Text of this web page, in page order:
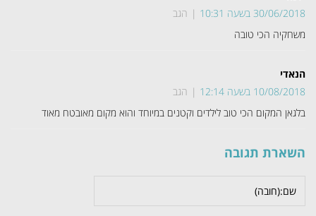
30/06/2018 בשעה 10:31
הגב
משחקיה הכי טובה
הנאדי
10/08/2018 בשעה 12:14
הגב
בלגאן המקום הכי טוב לילדים וקטנים במיוחד והוא מקום מאובטח מאוד
השארת תגובה